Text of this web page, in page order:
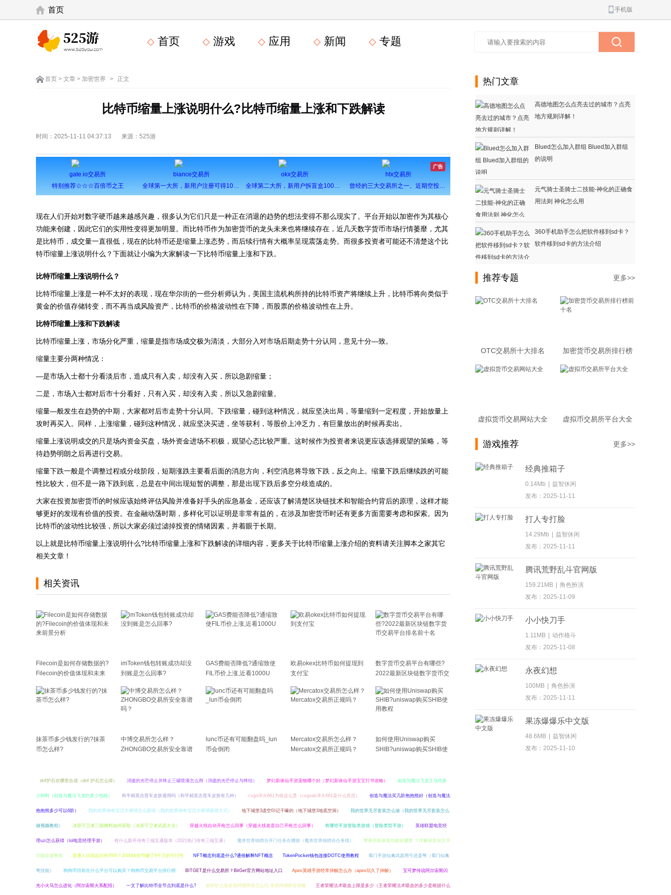
首页 手机版
首页 游戏 应用 新闻 专题
首页 > 文章 > 加密世界 > 正文
比特币缩量上涨说明什么?比特币缩量上涨和下跌解读
时间：2025-11-11 04:37:13 来源：525游
广告
gate.io交易所
特别推荐☆☆☆百倍币之王
biance交易所
全球第一大所，新用户注册可得100USDT奖励
okx交易所
全球第二大所，新用户拆盲盒100%中奖，最高价值60000元
htx交易所
曾经的三大交易所之一、近期空投活动较多，力争重回巅峰
现在人们开始对数字硬币越来越感兴趣，很多认为它们只是一种正在消退的趋势的想法变得不那么现实了。平台开始以加密作为其核心
功能来创建，因此它们的实用性变得更加明显。而比特币作为加密货币的龙头未来也将继续存在，近几天数字货币市场行情萎靡，尤其
是比特币，成交量一直很低，现在的比特币还是缩量上涨态势，而后续行情有大概率呈现震荡走势。而很多投资者可能还不清楚这个比
特币缩量上涨说明什么？下面就让小编为大家解读一下比特币缩量上涨和下跌。
比特币缩量上涨说明什么？
比特币缩量上涨是一种不太好的表现，现在华尔街的一些分析师认为，美国主流机构所持的比特币资产将继续上升，比特币将向类似于
黄金的价值存储转变，而不再当成风险资产，比特币的价格波动性在下降，而股票的价格波动性在上升。
比特币缩量上涨和下跌解读
比特币缩量上涨，市场分化严重，缩量是指市场成交极为清淡，大部分入对市场后期走势十分认同，意见十分—致。
缩量主要分两种情况：
—是市场入士都十分看淡后市，造成只有入卖，却没有入买，所以急剧缩量；
二是，市场入士都对后市十分看好，只有入买，却没有入卖，所以又急剧缩量。
缩量—般发生在趋势的中期，大家都对后市走势十分认同。下跌缩量，碰到这种情况，就应坚决出局，等量缩到一定程度，开始放量上
攻时再买入。同样，上涨缩量，碰到这种情况，就应坚决买进，坐等获利，等股价上冲乏力，有巨量放出的时候再卖出。
缩量上涨说明成交的只是场内资金买盘，场外资金进场不积极，观望心态比较严重。这时候作为投资者来说更应该选择观望的策略，等
待趋势明朗之后再进行交易。
缩量下跌一般是个调整过程或分歧阶段，短期涨跌主要看后面的消息方向，利空消息将导致下跌，反之向上。缩量下跌后继续跌的可能
性比较大，但不是一路下跌到底，总是在中间出现短暂的调整，那是出现下跌后多空分歧造成的。
大家在投资加密货币的时候应该始终评估风险并准备好手头的应急基金，还应该了解清楚区块链技术和智能合约背后的原理，这样才能
够更好的发现有价值的投资。在金融动荡时期，多样化可以证明是非常有益的，在涉及加密货币时还有更多方面需要考虑和探索。因为
比特币的波动性比较强，所以大家必须过滤掉投资的情绪因素，并着眼于长期。
以上就是比特币缩量上涨说明什么?比特币缩量上涨和下跌解读的详细内容，更多关于比特币缩量上涨介绍的资料请关注脚本之家其它
相关文章！
相关资讯
Filecoin是如何存储数据的?
Filecoin的价值体现和未来
imToken钱包转账成功却没
到账是怎么回事?
GAS费能否降低?通缩致使
FIL币价上涨,近看1000U
欧易okex比特币如何提现到
支付宝
数字货币交易平台有哪些?
2022最新区块链数字货币交
抹茶币多少钱发行的?抹茶
币怎么样?
中博交易所怎么样？
ZHONGBO交易所安全靠谱
lunc币还有可能翻盘吗_lun
币会倒闭
Mercatox交易所怎么样？
Mercatox交易所正规吗？
如何使用Uniswap购买
SHIB?uniswap购买SHIB使
dnf护石在哪里合成（dnf 护石怎么得） 消逝的光芒停止并终止三罐喷漆怎么用（消逝的光芒停止与终结） 梦幻新诛仙手游宠物哪个好（梦幻新诛仙手游宝宝打书攻略） 创造与魔法飞龙王鸟吃多
少饲料（创造与魔法飞龙吃多少包稳） 和平精英吉普车皮肤通用吗（和平精英吉普车皮肤有几种） csgo淬火661为啥这么贵（csgoak淬火661是什么意思） 创造与魔法买几阶抱抱熊好（创造与魔法
抱抱熊多少可以6阶） 我的世界神奇宝贝大师球怎么获得（我的世界神奇宝贝大师球获得方式） 地下城堡3虚空印记干嘛的（地下城堡3地底空洞） 我的世界无尽套装怎么做（我的世界无尽套装怎么
做视频教程） 冰原守卫者三级燃料如何获取（冰原守卫者武器大全） 穿越火线自动开枪怎么回事（穿越火线老是自己开枪怎么回事） 有哪些手游冒险类游戏（冒险类型手游） 英雄联盟电竞经
理uzi怎么获得（lol电竞经理手游） 有什么新开传奇三端互通版本（2021热门传奇三端互通） 魔兽世界锦绣谷开门任务在哪接（魔兽世界锦绣谷任务线） 苹果手机录音功能在哪里 ？详解录音转文字
功能设置教程 普通人玩得起比特币吗？2000块炒币赚了8千万的可行性 NFT概念到底是什么?通俗解释NFT概念 TokenPocket钱包连接DOTC使用教程 蜀门手游仙禽武器用弓还是弩（蜀门仙禽
弩技能） 狗狗币目前在什么平台可以购买？狗狗币交易平台排行榜 BITGET是什么交易所？BitGet官方网站地址入口 Apex英雄手游经常掉帧怎么办（apex玩久了掉帧） 宝可梦传说阿尔宙斯闪
光小火马怎么进化（阿尔宙斯火系配招） 一文了解比特币全节点到底是什么? 金铲铲之战变异阿狸阵容怎么玩 变异阿狸阵容攻略 王者荣耀法术吸血上限是多少（王者荣耀法术吸血的多少是根据什么
热门文章
高德地图怎么点亮去过的城市？点亮
地方规则详解！
Blued怎么加入群组 Blued加入群组
的说明
元气骑士圣骑士二技能-神化的正确食
用法则 神化怎么用
360手机助手怎么把软件移到sd卡？
软件移到sd卡的方法介绍
推荐专题 更多>>
OTC交易所十大排名
加密货币交易所排行榜
虚拟货币交易网站大全 虚拟币交易所平台大全
游戏推荐 更多>>
经典推箱子
0.14Mb
益智休闲
发布：2025-11-11
打人专打脸
14.29Mb
益智休闲
发布：2025-11-11
腾讯荒野乱斗官网版
159.21MB
角色扮演
发布：2025-11-09
小小快刀手
1.11MB
动作格斗
发布：2025-11-08
永夜幻想
100MB
角色扮演
发布：2025-11-11
果冻爆爆乐中文版
48.6MB
益智休闲
发布：2025-11-10